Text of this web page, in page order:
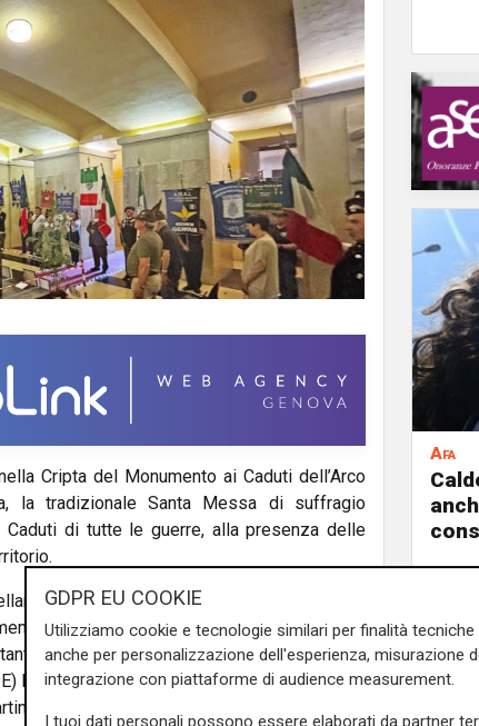
Cripta del Monumento ai Caduti dell’Arco
la tradizionale Santa Messa di suffragio
di tutte le guerre, alla presenza delle
Capo Militare don Fabio Pagnin, ha
e memoria nel segno del sacrificio e dei
il caldo intenso, anche l’Associazione
ha preso parte all’iniziativa, con la presenza
e dell’alfiere della sezione di Genova
Afa
GDPR EU COOKIE
Utilizziamo cookie e tecnologie similari per finalità
anche per personalizzazione dell'esperienza, misurazione
integrazione con piattaforme di audience measurement.
I tuoi dati personali possono essere elaborati da partner